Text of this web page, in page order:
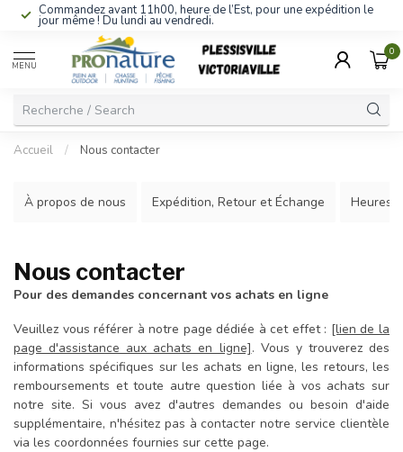
Commandez avant 11h00, heure de l’Est, pour une expédition le
jour même ! Du lundi au vendredi.
MENU
0
Accueil / Nous contacter
À propos de nous Expédition, Retour et Échange Heures
Nous contacter
Pour des demandes concernant vos achats en ligne
Veuillez vous référer à notre page dédiée à cet effet : [lien de la
page d'assistance aux achats en ligne]. Vous y trouverez des
informations spécifiques sur les achats en ligne, les retours, les
remboursements et toute autre question liée à vos achats sur
notre site. Si vous avez d'autres demandes ou besoin d'aide
supplémentaire, n'hésitez pas à contacter notre service clientèle
via les coordonnées fournies sur cette page.